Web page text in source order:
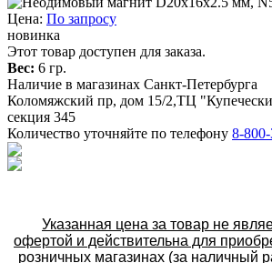
Цена: По запросу
новинка
Этот товар доступен для заказа.
Вес: 6 гр.
Наличие в магазинах Санкт-Петербурга
Коломяжский пр, дом 15/2,ТЦ
секция 345
Количество уточняйте по телефону 8-
Указанная цена за товар не
офертой и действительна для
розничных магазинах (за наличный